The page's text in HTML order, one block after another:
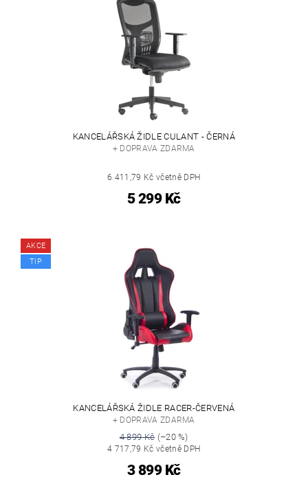
KANCELÁŘSKÁ ŽIDLE CULANT - ČERNÁ
+ DOPRAVA ZDARMA
6 411,79 Kč včetně DPH
5 299 Kč
AKCE
TIP
KANCELÁŘSKÁ ŽIDLE RACER-ČERVENÁ
+ DOPRAVA ZDARMA
4 899 Kč(–20 %)
4 717,79 Kč včetně DPH
3 899 Kč